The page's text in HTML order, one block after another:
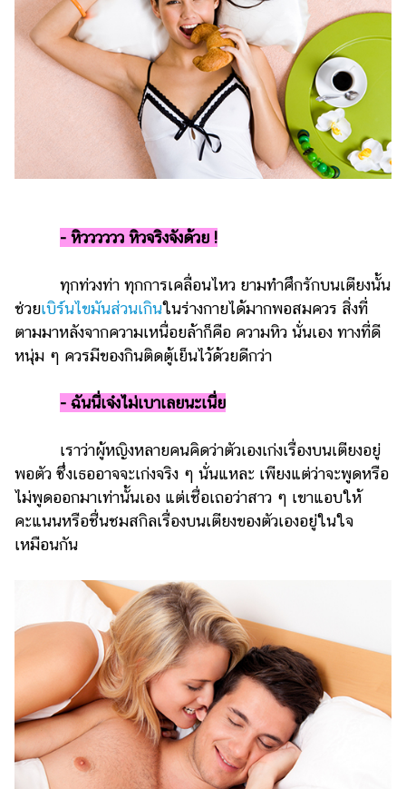
แม่
และ
เด็ก
แอปฯ
คอร์ส
ออนไลน์
เรียน
เลข
โฆษณา
แจ้ง
ปัญหา
ร่วม
งาน
- หิวววววว หิวจริงจังด้วย !
ทุกท่วงท่า ทุกการเคลื่อนไหว ยามทำศึกรักบนเตียงนั้น
ช่วยเบิร์นไขมันส่วนเกินในร่างกายได้มากพอสมควร สิ่งที่
ตามมาหลังจากความเหนื่อยล้าก็คือ ความหิว นั่นเอง ทางที่ดี
หนุ่ม ๆ ควรมีของกินติดตู้เย็นไว้ด้วยดีกว่า
- ฉันนี่เจ๋งไม่เบาเลยนะเนี่ย
เราว่าผู้หญิงหลายคนคิดว่าตัวเองเก่งเรื่องบนเตียงอยู่
พอตัว ซึ่งเธออาจจะเก่งจริง ๆ นั่นแหละ เพียงแต่ว่าจะพูดหรือ
ไม่พูดออกมาเท่านั้นเอง แต่เชื่อเถอว่าสาว ๆ เขาแอบให้
คะแนนหรือชื่นชมสกิลเรื่องบนเตียงของตัวเองอยู่ในใจ
เหมือนกัน